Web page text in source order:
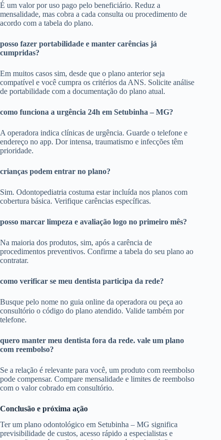
É um valor por uso pago pelo beneficiário. Reduz a
mensalidade, mas cobra a cada consulta ou procedimento de
acordo com a tabela do plano.
posso fazer portabilidade e manter carências já
cumpridas?
Em muitos casos sim, desde que o plano anterior seja
compatível e você cumpra os critérios da ANS. Solicite análise
de portabilidade com a documentação do plano atual.
como funciona a urgência 24h em Setubinha – MG?
A operadora indica clínicas de urgência. Guarde o telefone e
endereço no app. Dor intensa, traumatismo e infecções têm
prioridade.
crianças podem entrar no plano?
Sim. Odontopediatria costuma estar incluída nos planos com
cobertura básica. Verifique carências específicas.
posso marcar limpeza e avaliação logo no primeiro mês?
Na maioria dos produtos, sim, após a carência de
procedimentos preventivos. Confirme a tabela do seu plano ao
contratar.
como verificar se meu dentista participa da rede?
Busque pelo nome no guia online da operadora ou peça ao
consultório o código do plano atendido. Valide também por
telefone.
quero manter meu dentista fora da rede. vale um plano
com reembolso?
Se a relação é relevante para você, um produto com reembolso
pode compensar. Compare mensalidade e limites de reembolso
com o valor cobrado em consultório.
Conclusão e próxima ação
Ter um plano odontológico em Setubinha – MG significa
previsibilidade de custos, acesso rápido a especialistas e